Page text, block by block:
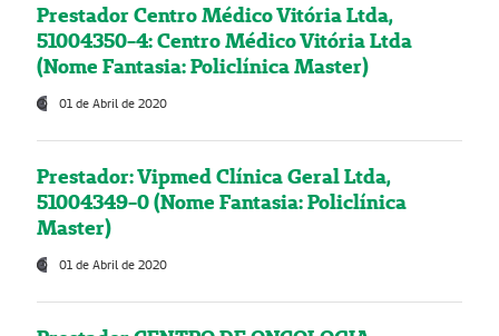
Prestador Centro Médico Vitória Ltda,
51004350-4: Centro Médico Vitória Ltda
(Nome Fantasia: Policlínica Master)
01 de Abril de 2020
Prestador: Vipmed Clínica Geral Ltda,
51004349-0 (Nome Fantasia: Policlínica
Master)
01 de Abril de 2020